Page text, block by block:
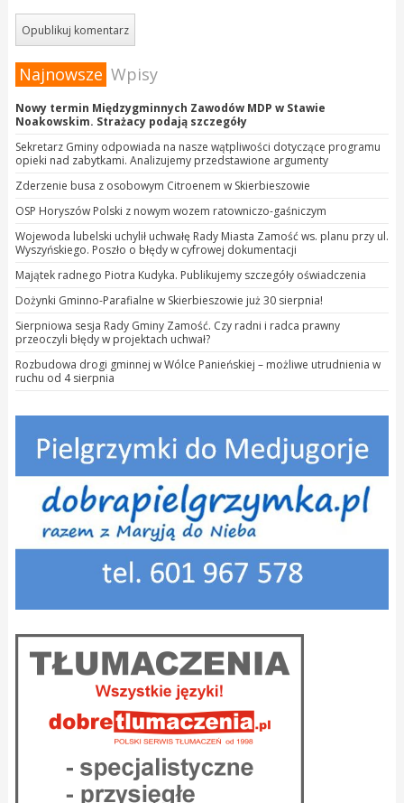
Najnowsze Wpisy
Nowy termin Międzygminnych Zawodów MDP w Stawie
Noakowskim. Strażacy podają szczegóły
Sekretarz Gminy odpowiada na nasze wątpliwości dotyczące programu
opieki nad zabytkami. Analizujemy przedstawione argumenty
Zderzenie busa z osobowym Citroenem w Skierbieszowie
OSP Horyszów Polski z nowym wozem ratowniczo-gaśniczym
Wojewoda lubelski uchylił uchwałę Rady Miasta Zamość ws. planu przy ul.
Wyszyńskiego. Poszło o błędy w cyfrowej dokumentacji
Majątek radnego Piotra Kudyka. Publikujemy szczegóły oświadczenia
Dożynki Gminno-Parafialne w Skierbieszowie już 30 sierpnia!
Sierpniowa sesja Rady Gminy Zamość. Czy radni i radca prawny
przeoczyli błędy w projektach uchwał?
Rozbudowa drogi gminnej w Wólce Panieńskiej – możliwe utrudnienia w
ruchu od 4 sierpnia